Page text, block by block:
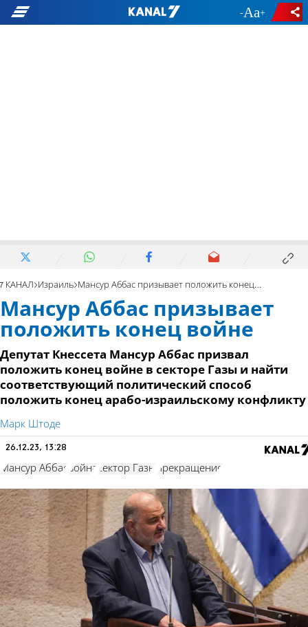
- +
7 КАНАЛ Израиль Мансур Аббас призывает положить конец войне
Мансур Аббас призывает
положить конец войне
Депутат Кнессета Мансур Аббас призвал
положить конец войне в секторе Газы и найти
соответствующий политический способ
положить конец арабо-израильскому конфликту
Марк Штоде
26.12.23, 13:28
Мансур Аббас война сектор Газы прекращение